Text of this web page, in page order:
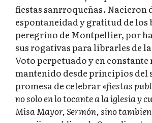
fiestas sanrroqueñas. Nacieron
espontaneidad y gratitud de
peregrino de Montpellier, por
sus rogativas para librarles de
Voto perpetuado y en
mantenido desde principios del
promesa de celebrar«fiestas
no solo en lo tocante a la iglesia y
Misa Mayor, Sermón, sino